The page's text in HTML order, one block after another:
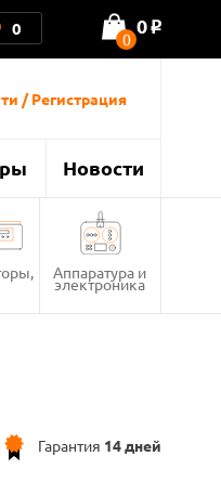
0 0
0 o
/ Регистрация
Новости
Аппаратура и
электроника
Гарантия 14 дней